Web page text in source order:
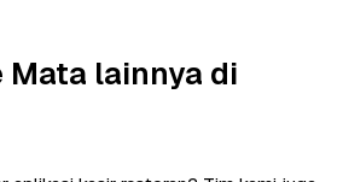
Mata lainnya di